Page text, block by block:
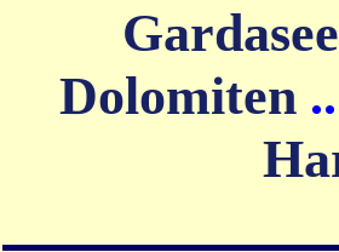
Gardasee
Dolomiten